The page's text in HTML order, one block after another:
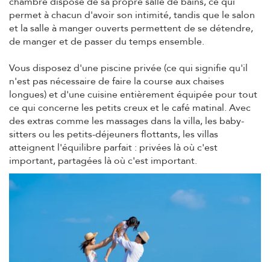
permet à chacun d'avoir son intimité, tandis que le salon
et la salle à manger ouverts permettent de se détendre,
de manger et de passer du temps ensemble.
Vous disposez d'une piscine privée (ce qui signifie qu'il
n'est pas nécessaire de faire la course aux chaises
longues) et d'une cuisine entièrement équipée pour tout
ce qui concerne les petits creux et le café matinal. Avec
des extras comme les massages dans la villa, les baby-
sitters ou les petits-déjeuners flottants, les villas
atteignent l'équilibre parfait : privées là où c'est
important, partagées là où c'est important.